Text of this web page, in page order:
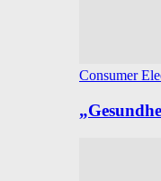
Consumer